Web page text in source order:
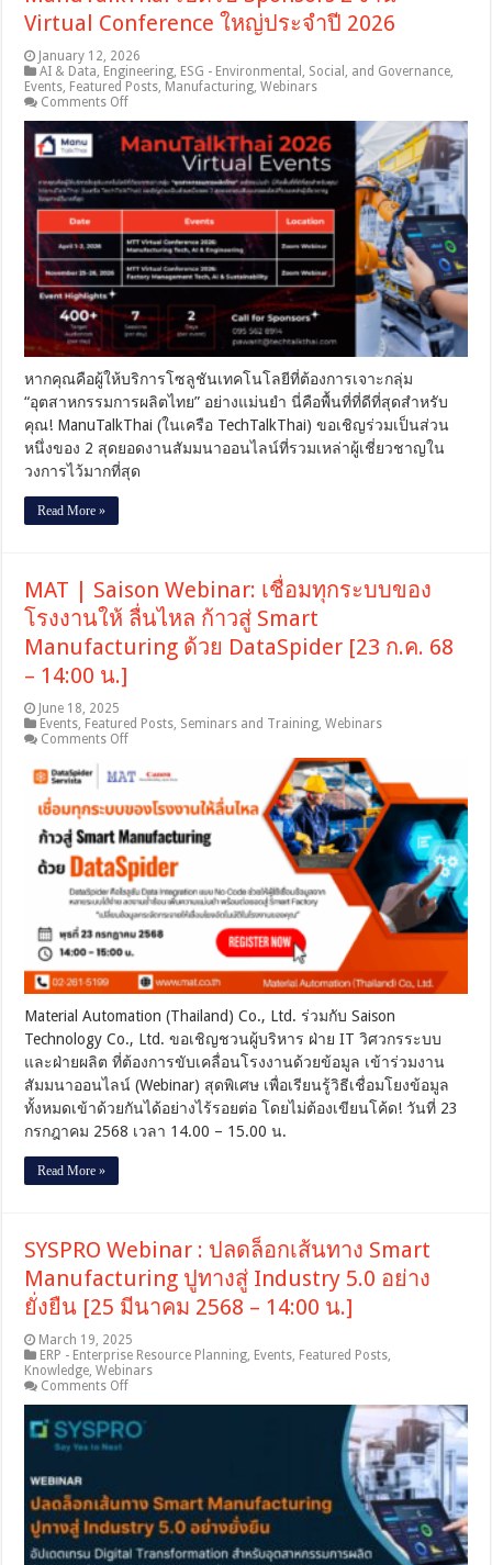
Virtual Conference ใหญ่ประจำปี 2026
January 12, 2026
AI & Data, Engineering, ESG - Environmental, Social, and Governance,
Events, Featured Posts, Manufacturing,Webinars
Comments Offon
ด่วน!
โอกาส
ทอง
ของ
&
Industrial:
ManuTalkThai
เปิด
รับ
Sponsors
2
งาน
Virtual
Conference
ใหญ่
ประจำ
ปี
2026
หากคุณคือผู้ให้บริการโซลูชันเทคโนโลยีที่ต้องการเจาะกลุ่ม
“อุตสาหกรรมการผลิตไทย” อย่างแม่นยำ นี่คือพื้นที่ที่ดีที่สุดสำหรับ
คุณ! ManuTalkThai (ในเครือ TechTalkThai) ขอเชิญร่วมเป็นส่วน
หนึ่งของ 2 สุดยอดงานสัมมนาออนไลน์ที่รวมเหล่าผู้เชี่ยวชาญใน
วงการไว้มากที่สุด
Read More »
MAT | Saison Webinar: เชื่อมทุกระบบของ
โรงงานให้ ลื่นไหล ก้าวสู่ Smart
Manufacturing ด้วย DataSpider [23 ก.ค. 68
– 14:00 น.]
June 18, 2025
Events, Featured Posts, Seminars and Training,Webinars
Comments Offon
|
Saison
Webinar:
เชื่อม
ทุก
ระบบ
ของ
โรงงาน
ให้
ลื่น
ก้าว
Smart
Manufacturing
ด้วย
DataSpider
[23
ก.ค.
68
Material Automation (Thailand) Co., Ltd. ร่วมกับ Saison
Technology Co., Ltd. ขอเชิญชวนผู้บริหาร ฝ่าย IT วิศวกรระบบ
และฝ่ายผลิต ที่ต้องการขับเคลื่อนโรงงานด้วยข้อมูล เข้าร่วมงาน
สัมมนาออนไลน์ (Webinar) สุดพิเศษ เพื่อเรียนรู้วิธีเชื่อมโยงข้อมูล
ทั้งหมดเข้าด้วยกันได้อย่างไร้รอยต่อ โดยไม่ต้องเขียนโค้ด! วันที่ 23
กรกฎาคม 2568 เวลา 14.00 – 15.00 น.
Read More »
SYSPRO Webinar : ปลดล็อกเส้นทาง Smart
Manufacturing ปูทางสู่ Industry 5.0 อย่าง
ยั่งยืน [25 มีนาคม 2568 – 14:00 น.]
March 19, 2025
ERP - Enterprise Resource Planning, Events, Featured Posts,
Knowledge,Webinars
Comments Offon
:
ทาง
Smart
Manufacturing